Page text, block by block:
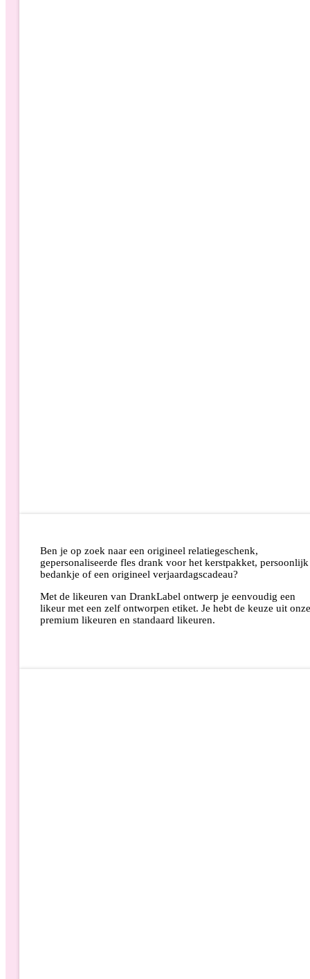
Ben je op zoek naar een origineel relatiegeschenk,
gepersonaliseerde fles drank voor het kerstpakket, persoonlijk
bedankje of een origineel verjaardagscadeau?
Met de likeuren van DrankLabel ontwerp je eenvoudig een
likeur met een zelf ontworpen etiket. Je hebt de keuze uit onze
premium likeuren en standaard likeuren.